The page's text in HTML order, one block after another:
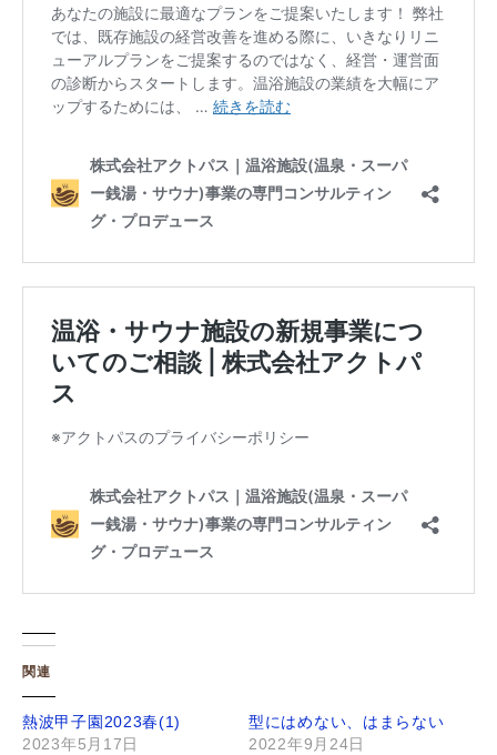
関連
熱波甲子園2023春(1)
2023年5月17日
型にはめない、はまらない
2022年9月24日